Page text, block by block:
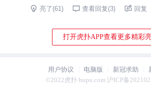
亮了(61 ) 查看回复(3) 回复
打开虎扑APP查看更多精彩
用户协议 电脑版 新冠求助
©2022虎扑 hupu.com 沪ICP备